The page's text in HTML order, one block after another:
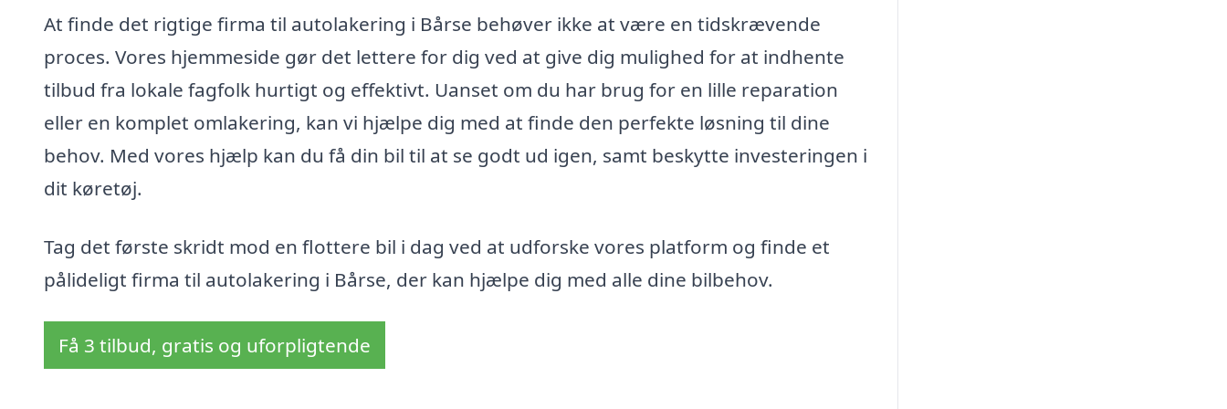
At finde det rigtige firma til autolakering i Bårse behøver ikke at være en tidskrævende
proces. Vores hjemmeside gør det lettere for dig ved at give dig mulighed for at indhente
tilbud fra lokale fagfolk hurtigt og effektivt. Uanset om du har brug for en lille reparation
eller en komplet omlakering, kan vi hjælpe dig med at finde den perfekte løsning til dine
behov. Med vores hjælp kan du få din bil til at se godt ud igen, samt beskytte investeringen i
dit køretøj.
Tag det første skridt mod en flottere bil i dag ved at udforske vores platform og finde et
pålideligt firma til autolakering i Bårse, der kan hjælpe dig med alle dine bilbehov.
Få 3 tilbud, gratis og uforpligtende